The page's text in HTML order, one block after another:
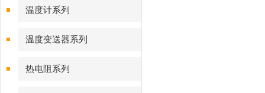
温度计系列
温度变送器系列
热电阻系列